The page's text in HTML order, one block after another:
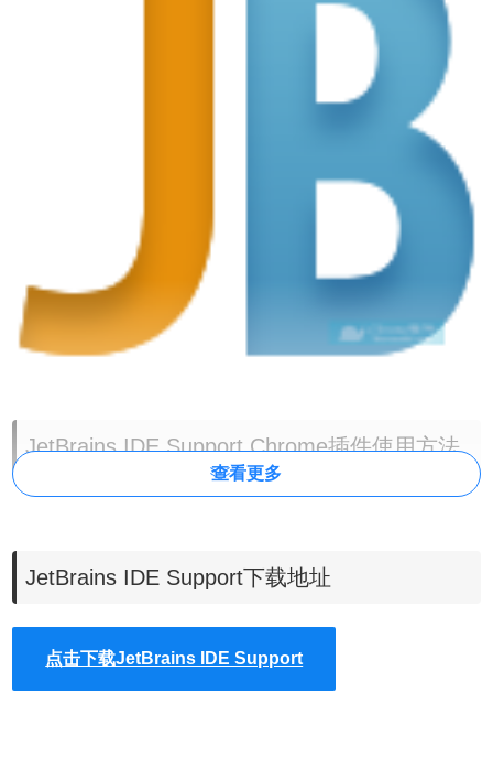
JetBrains IDE Support Chrome插件使用方法
https://huajiakeji.com/chrome/2017-09/813.html。
开插件窗口试试效果吧。
JetBrains IDE Support成功后，在浏览器的右上方可以看
到JetBrains的logo，但是因为没有和服务器连接，所以标志
查看更多
JetBrains IDE Support下载地址
点击下载JetBrains IDE Support